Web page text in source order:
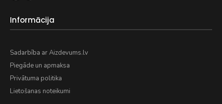
Informācija
Sadarbība ar Aizdevums.lv
Piegāde un apmaksa
Privātuma politika
Lietošanas noteikumi